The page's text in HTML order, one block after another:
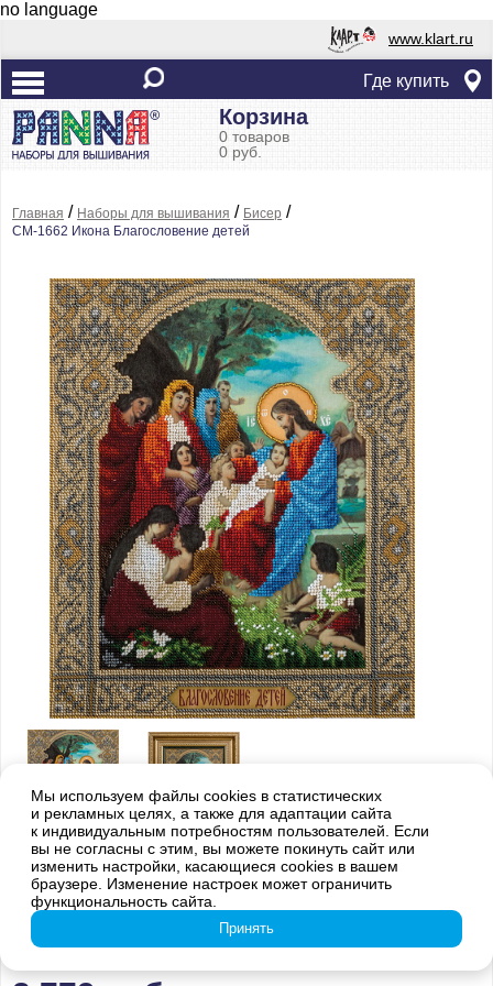
no language
www.klart.ru
Где купить
Корзина
0 товаров
0 руб.
Главная / Наборы для вышивания / Бисер /
CM-1662 Икона Благословение детей
Внимание! Оттенки цветов готовой вышивки могут отличаться от
изображения на обложке из-за погрешностей цветопередачи
CM-1662 Икона Благословение
детей
Мы используем файлы cookies в статистических
и рекламных целях, а также для адаптации сайта
к индивидуальным потребностям пользователей. Если
вы не согласны с этим, вы можете покинуть сайт или
изменить настройки, касающиеся cookies в вашем
браузере. Изменение настроек может ограничить
функциональность сайта.
Принять